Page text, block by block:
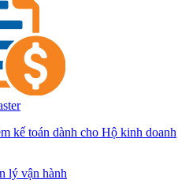
kế toán dành cho Hộ kinh doanh
lý vận hành